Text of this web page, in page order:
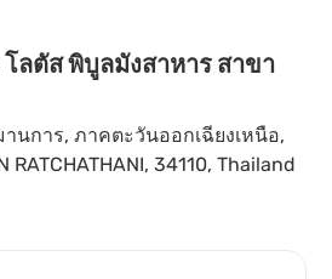
ลตัส พิบูลมังสาหาร สาขา
นการ, ภาคตะวันออกเฉียงเหนือ,
RATCHATHANI, 34110, Thailand